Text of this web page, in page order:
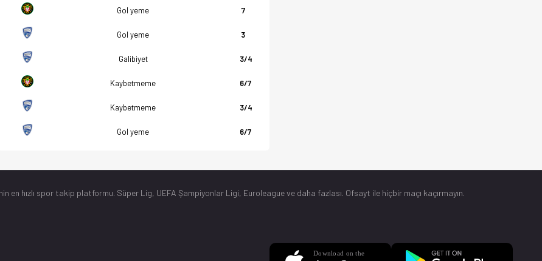
Gol yeme 7
Gol yeme 3
Galibiyet 3/4
Kaybetmeme 6/7
Kaybetmeme 3/4
Gol yeme 6/7
en hızlı spor takip platformu. Süper Lig, UEFA Şampiyonlar Ligi, Euroleague ve daha fazlası. Ofsayt ile hiçbir maçı kaçırmayın.